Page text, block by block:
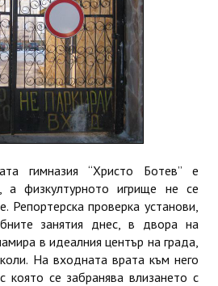
гимназия “Христо Ботев” е
а физкултурното игрище не се
Репортерска проверка установи,
занятия днес, в двора на
в идеалния център на града,
На входната врата към него
която се забранява влизането с